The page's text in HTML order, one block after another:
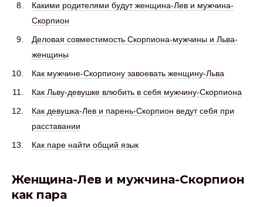
Какими родителями будут женщина-Лев и мужчина-
Скорпион
Деловая совместимость Скорпиона-мужчины и Льва-
женщины
Как мужчине-Скорпиону завоевать женщину-Льва
Как Льву-девушке влюбить в себя мужчину-Скорпиона
Как девушка-Лев и парень-Скорпион ведут себя при
расставании
Как паре найти общий язык
Женщина-Лев и мужчина-Скорпион
как пара